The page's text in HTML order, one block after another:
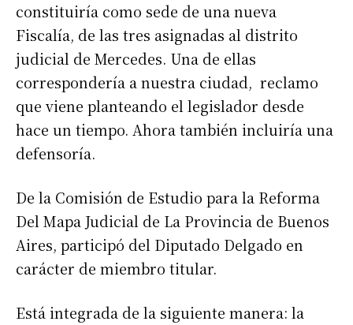
constituiría como sede de una nueva
Fiscalía, de las tres asignadas al distrito
judicial de Mercedes. Una de ellas
correspondería a nuestra ciudad, reclamo
que viene planteando el legislador desde
hace un tiempo. Ahora también incluiría una
defensoría.
De la Comisión de Estudio para la Reforma
Del Mapa Judicial de La Provincia de Buenos
Aires, participó del Diputado Delgado en
carácter de miembro titular.
Está integrada de la siguiente manera: la